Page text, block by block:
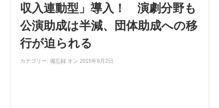
収入連動型」導入！ 演劇分野も
公演助成は半減、団体助成への移
行が迫られる
カテゴリー: 備忘録 オン 2015年9月2日